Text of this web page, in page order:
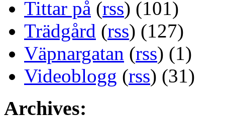
Tittar på (rss) (101)
Trädgård (rss) (127)
Väpnargatan (rss) (1)
Videoblogg (rss) (31)
Archives: